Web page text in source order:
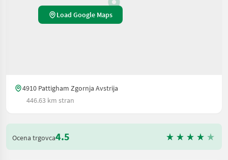
Load Google Maps
4910 Pattigham Zgornja Avstrija
446.63 km stran
Ocena trgovca4.5